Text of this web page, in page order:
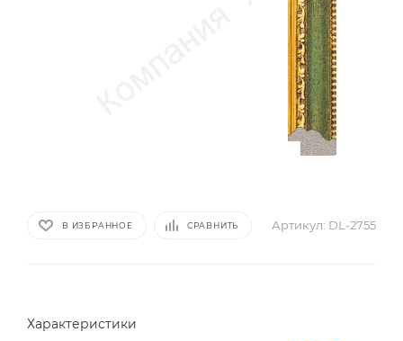
В ИЗБРАННОЕ СРАВНИТЬ Артикул: DL-2755
Характеристики